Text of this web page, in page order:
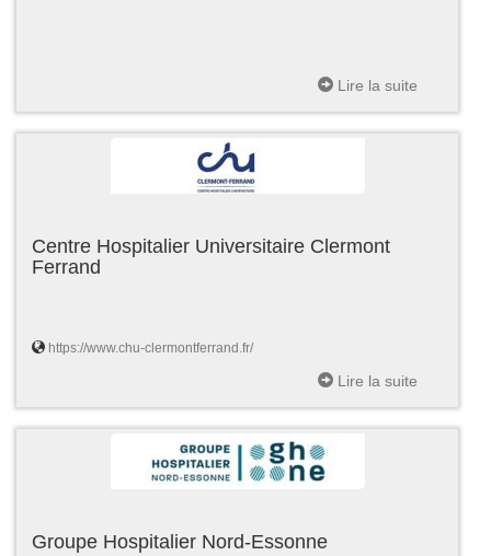
Lire la suite
Centre Hospitalier Universitaire Clermont
Ferrand
https://www.chu-clermontferrand.fr/
Lire la suite
Groupe Hospitalier Nord-Essonne